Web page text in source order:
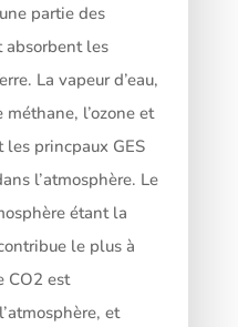
partie des
absorbent les
La vapeur d’eau,
l’ozone et
les princpaux GES
l’atmosphère. Le
étant la
le plus à
CO2 est
et